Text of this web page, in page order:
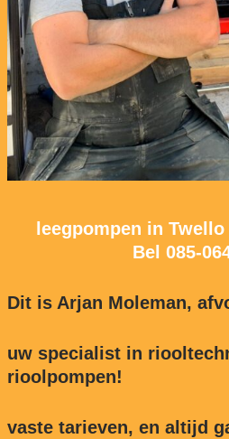
leegpompen in
Bel 085-
Dit is Arjan Moleman,
uw specialist in
rioolpompen!
vaste tarieven, en altijd